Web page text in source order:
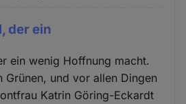
der ein
ein wenig Hoffnung macht.
Grünen, und vor allen Dingen
Katrin Göring-Eckardt